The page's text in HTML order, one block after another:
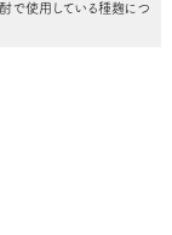
で使用している種麹につ